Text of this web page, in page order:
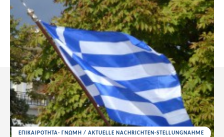
ΕΠΙΚΑΙΡΟΤΗΤΑ- ΓΝΩΜΗ / AKTUELLE NACHRICHTEN-STELLUNGNAHME